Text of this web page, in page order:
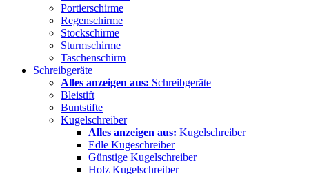
Portierschirme
Regenschirme
Stockschirme
Sturmschirme
Taschenschirm
Schreibgeräte
Alles anzeigen aus: Schreibgeräte
Bleistift
Buntstifte
Kugelschreiber
Alles anzeigen aus: Kugelschreiber
Edle Kugeschreiber
Günstige Kugelschreiber
Holz Kugelschreiber